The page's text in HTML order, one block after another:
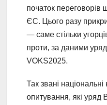
початок переговорів
ЄС. Цього разу
— cаме стільки
проти, за даними
VOKS2025.
Так звані
опитування, які уряд